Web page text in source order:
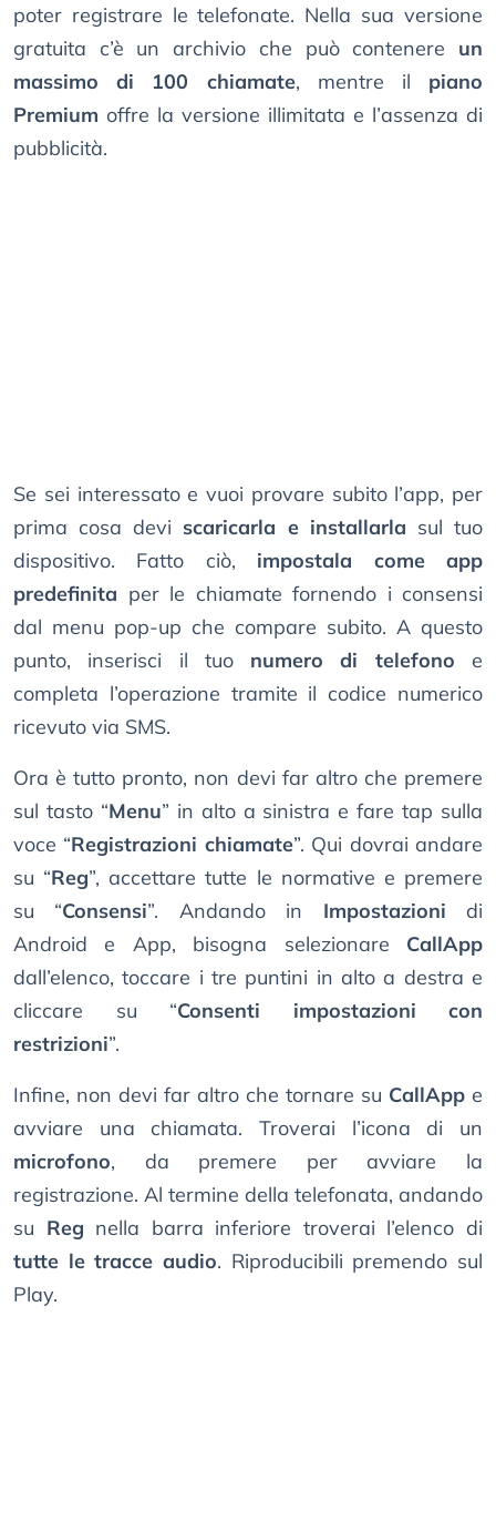
poter registrare le telefonate. Nella sua versione
gratuita c’è un archivio che può contenere un
massimo di 100 chiamate, mentre il piano
Premium offre la versione illimitata e l’assenza di
pubblicità.
Se sei interessato e vuoi provare subito l’app, per
prima cosa devi scaricarla e installarla sul tuo
dispositivo. Fatto ciò, impostala come app
predefinita per le chiamate fornendo i consensi
dal menu pop-up che compare subito. A questo
punto, inserisci il tuo numero di telefono e
completa l’operazione tramite il codice numerico
ricevuto via SMS.
Ora è tutto pronto, non devi far altro che premere
sul tasto “Menu” in alto a sinistra e fare tap sulla
voce “Registrazioni chiamate”. Qui dovrai andare
su “Reg”, accettare tutte le normative e premere
su “Consensi”. Andando in Impostazioni di
Android e App, bisogna selezionare CallApp
dall’elenco, toccare i tre puntini in alto a destra e
cliccare su “Consenti impostazioni con
restrizioni”.
Infine, non devi far altro che tornare su CallApp e
avviare una chiamata. Troverai l’icona di un
microfono, da premere per avviare la
registrazione. Al termine della telefonata, andando
su Reg nella barra inferiore troverai l’elenco di
tutte le tracce audio. Riproducibili premendo sul
Play.